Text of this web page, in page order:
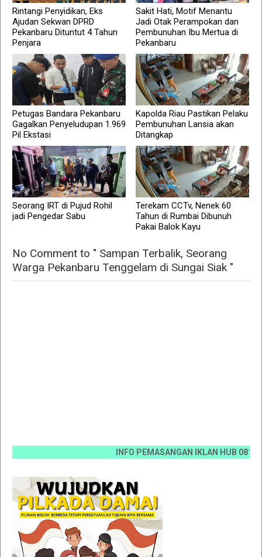
Rintangi Penyidikan, Eks
Ajudan Sekwan DPRD
Pekanbaru Dituntut 4 Tahun
Penjara
Sakit Hati, Motif Menantu
Jadi Otak Perampokan dan
Pembunuhan Ibu Mertua di
Pekanbaru
Petugas Bandara Pekanbaru
Gagalkan Penyeludupan 1.969
Pil Ekstasi
Kapolda Riau Pastikan Pelaku
Pembunuhan Lansia akan
Ditangkap
Seorang IRT di Pujud Rohil
jadi Pengedar Sabu
Terekam CCTv, Nenek 60
Tahun di Rumbai Dibunuh
Pakai Balok Kayu
No Comment to " Sampan Terbalik, Seorang
Warga Pekanbaru Tenggelam di Sungai Siak "
INFO PEMASANGAN IKLAN HUB 0812